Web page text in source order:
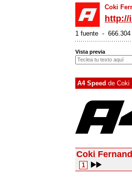
Coki
http://
1 fuente - 666.304
Vista previa
A4 Speed de Coki
Coki
1